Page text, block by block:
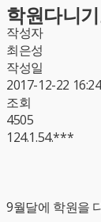
학원다니
작성자
최은성
작성일
2017-12-22 16:24
조회
4505
124.1.54.***
9월달에 학원을